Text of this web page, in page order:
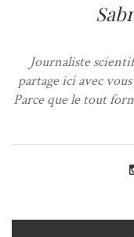
Journaliste
partage ici avec
Parce que le tout